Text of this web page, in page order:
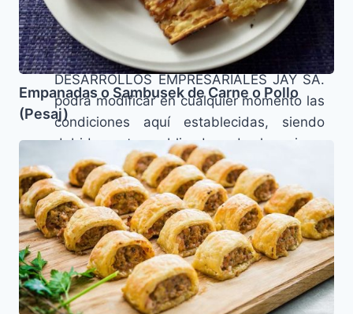
con las entidades conectadas.
MODIFICACIÓN DE LAS PRESENTES
CONDICIONES Y DURACIÓN:
DESARROLLOS EMPRESARIALES JAY SA.
podrá modificar en cualquier momento las
condiciones aquí establecidas, siendo
debidamente publicadas de la misma
forma que lo han sido las presentes. Su
publicación supondrá el comienzo de su
vigencia y lo estarán hasta que sean
modificadas por otras debidamente
publicadas.
Política de Privacidad
Empanadas o Sambusek de Carne o Pollo
(Pesaj)
de
Carne
Picada